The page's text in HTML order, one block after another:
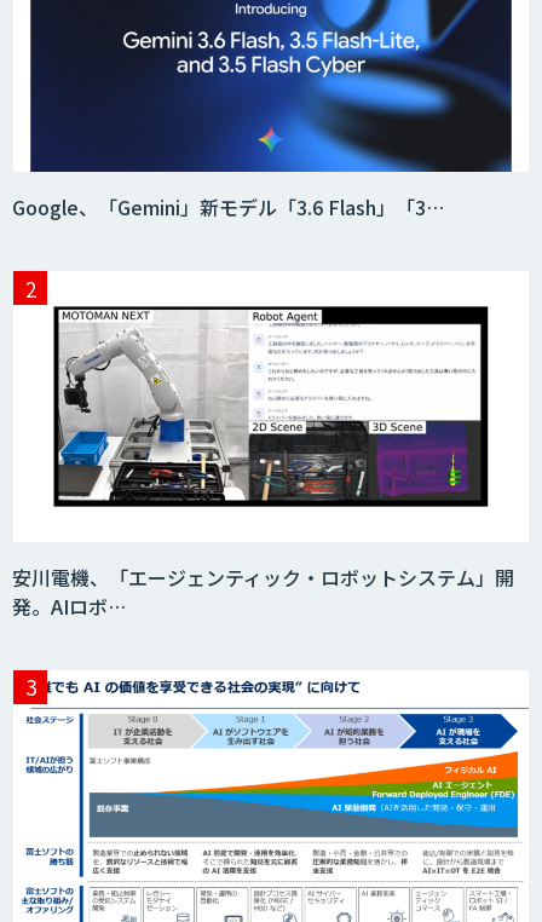
Google、「Gemini」新モデル「3.6 Flash」「3…
安川電機、「エージェンティック・ロボットシステム」開
発。AIロボ…